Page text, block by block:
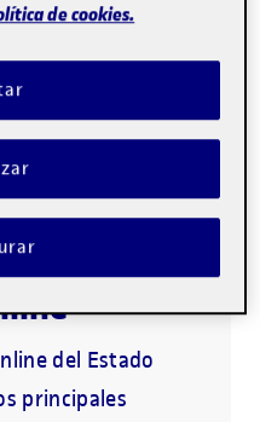
online
del mundo
personalizado
del Estado
principales
de cookies.